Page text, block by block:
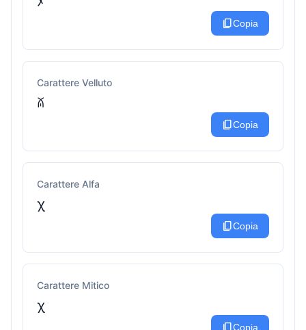
content_copyCopia
Carattere Velluto
ꊼ
content_copyCopia
Carattere Alfa
χ
content_copyCopia
Carattere Mitico
χ
content_copyCopia